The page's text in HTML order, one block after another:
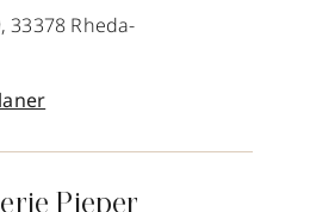
33378 Rheda-